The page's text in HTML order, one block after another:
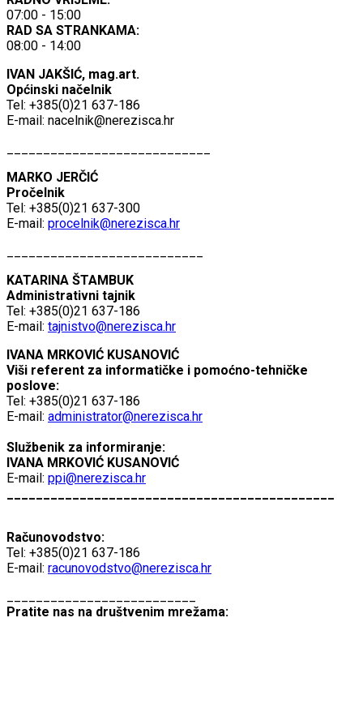
07:00 - 15:00
RAD SA STRANKAMA:
08:00 - 14:00
IVAN JAKŠIĆ, mag.art.
Općinski načelnik
Tel: +385(0)21 637-186
E-mail: nacelnik@nerezisca.hr
MARKO JERČIĆ
Pročelnik
Tel: +385(0)21 637-300
E-mail: procelnik@nerezisca.hr
KATARINA ŠTAMBUK
Administrativni tajnik
Tel: +385(0)21 637-186
E-mail: tajnistvo@nerezisca.hr
IVANA MRKOVIĆ KUSANOVIĆ
Viši referent za informatičke i pomoćno-tehničke
poslove:
Tel: +385(0)21 637-186
E-mail: administrator@nerezisca.hr
Službenik za informiranje:
IVANA MRKOVIĆ KUSANOVIĆ
E-mail: ppi@nerezisca.hr
Računovodstvo:
Tel: +385(0)21 637-186
E-mail: racunovodstvo@nerezisca.hr
Pratite nas na društvenim mrežama: